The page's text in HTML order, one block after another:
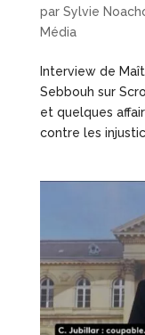
par Sylvie
Média
Interview de
Sebbouh sur
et quelques
contre les